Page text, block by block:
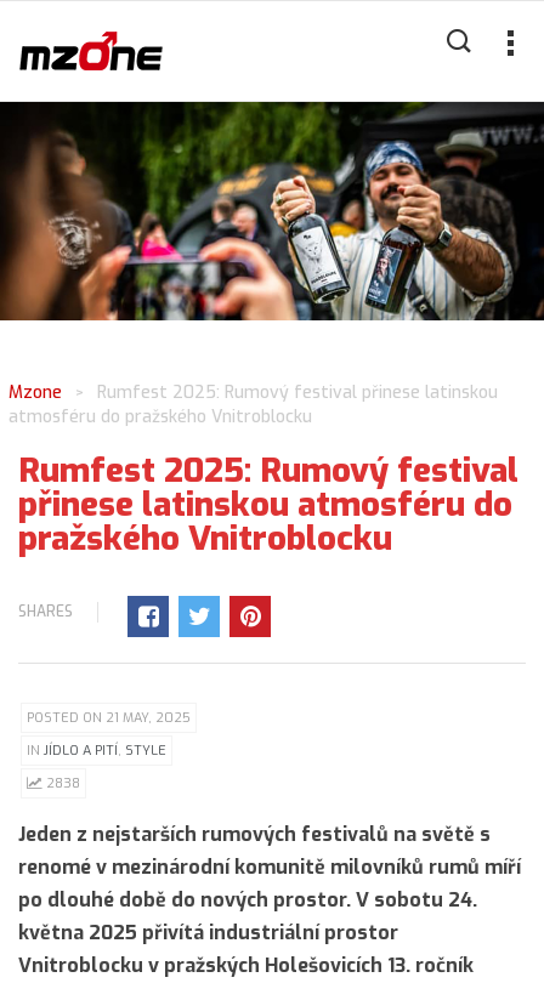
Mzone >
Rumfest 2025: Rumový festival přinese latinskou
atmosféru do pražského Vnitroblocku
Rumfest 2025: Rumový festival
přinese latinskou atmosféru do
pražského Vnitroblocku
SHARES
POSTED ON 21 MAY, 2025
IN JÍDLO A PITÍ, STYLE
2838
Jeden z nejstarších rumových festivalů na světě s
renomé v mezinárodní komunitě milovníků rumů míří
po dlouhé době do nových prostor. V sobotu 24.
května 2025 přivítá industriální prostor
Vnitroblocku v pražských Holešovicích 13. ročník